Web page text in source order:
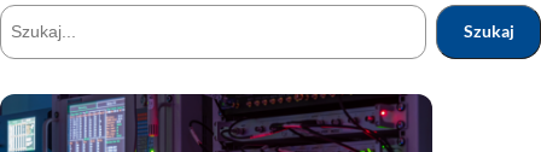
Szukaj
Szukaj